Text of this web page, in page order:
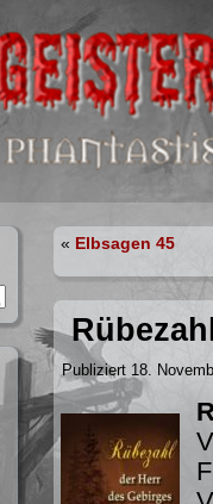
« Elbsagen 45
Publiziert 18.